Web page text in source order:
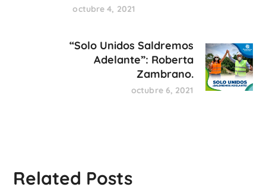
octubre 4, 2021
“Solo Unidos Saldremos
Adelante”: Roberta
Zambrano.
octubre 6, 2021
Related Posts